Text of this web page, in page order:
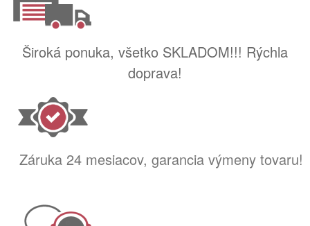
Široká ponuka, všetko SKLADOM!!! Rýchla
doprava!
Záruka 24 mesiacov, garancia výmeny tovaru!